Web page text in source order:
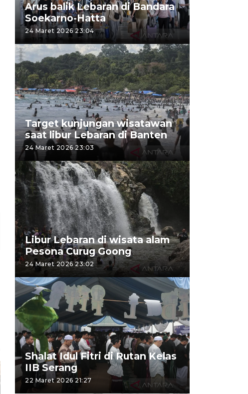
Arus balik Lebaran di Bandara
Soekarno-Hatta
24 Maret 2026 23:04
Target kunjungan wisatawan
saat libur Lebaran di Banten
24 Maret 2026 23:03
Libur Lebaran di wisata alam
Pesona Curug Goong
24 Maret 2026 23:02
Shalat Idul Fitri di Rutan Kelas
IIB Serang
22 Maret 2026 21:27